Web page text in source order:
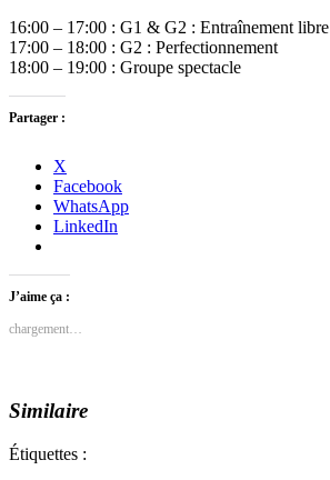
16:00 – 17:00 : G1 & G2 : Entraînement libre
17:00 – 18:00 : G2 : Perfectionnement
18:00 – 19:00 : Groupe spectacle
Partager :
X
Facebook
WhatsApp
LinkedIn
J’aime ça :
chargement…
Similaire
Étiquettes :